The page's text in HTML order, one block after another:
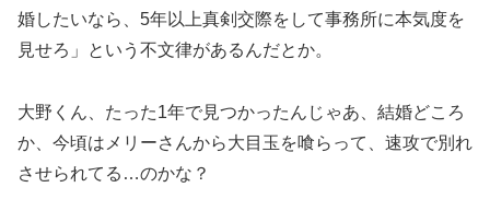
婚したいなら、5年以上真剣交際をして事務所に本気度を
見せろ」という不文律があるんだとか。
大野くん、たった1年で見つかったんじゃあ、結婚どころ
か、今頃はメリーさんから大目玉を喰らって、速攻で別れ
させられてる…のかな？